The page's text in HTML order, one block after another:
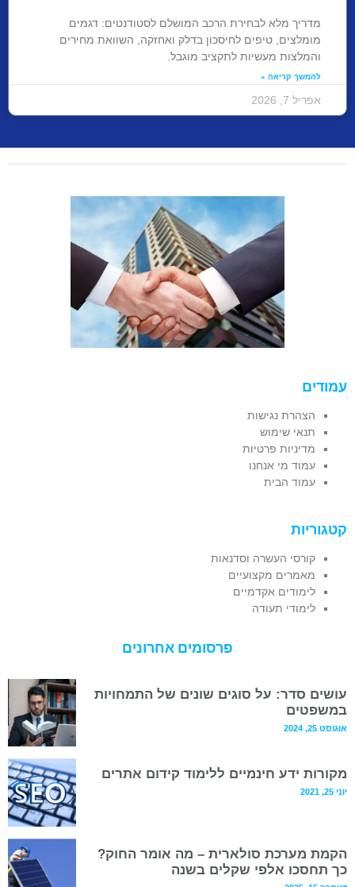
מדריך מלא לבחירת הרכב המושלם לסטודנטים: דגמים
מומלצים, טיפים לחיסכון בדלק ואחזקה, השוואת מחירים
והמלצות מעשיות לתקציב מוגבל.
להמשך קריאה »
אפריל 7, 2026
עמודים
הצהרת נגישות
תנאי שימוש
מדיניות פרטיות
עמוד מי אנחנו
עמוד הבית
קטגוריות
קורסי העשרה וסדנאות
מאמרים מקצועיים
לימודים אקדמיים
לימודי תעודה
פרסומים אחרונים
עושים סדר: על סוגים שונים של התמחויות
במשפטים
אוגוסט 25, 2024
מקורות ידע חינמיים ללימוד קידום אתרים
יוני 25, 2021
הקמת מערכת סולארית – מה אומר החוק?
כך תחסכו אלפי שקלים בשנה